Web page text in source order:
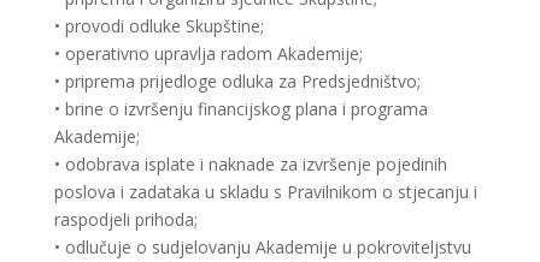
• provodi odluke Skupštine;
• operativno upravlja radom Akademije;
• priprema prijedloge odluka za Predsjedništvo;
• brine o izvršenju financijskog plana i programa
Akademije;
• odobrava isplate i naknade za izvršenje pojedinih
poslova i zadataka u skladu s Pravilnikom o stjecanju i
raspodjeli prihoda;
• odlučuje o sudjelovanju Akademije u pokroviteljstvu